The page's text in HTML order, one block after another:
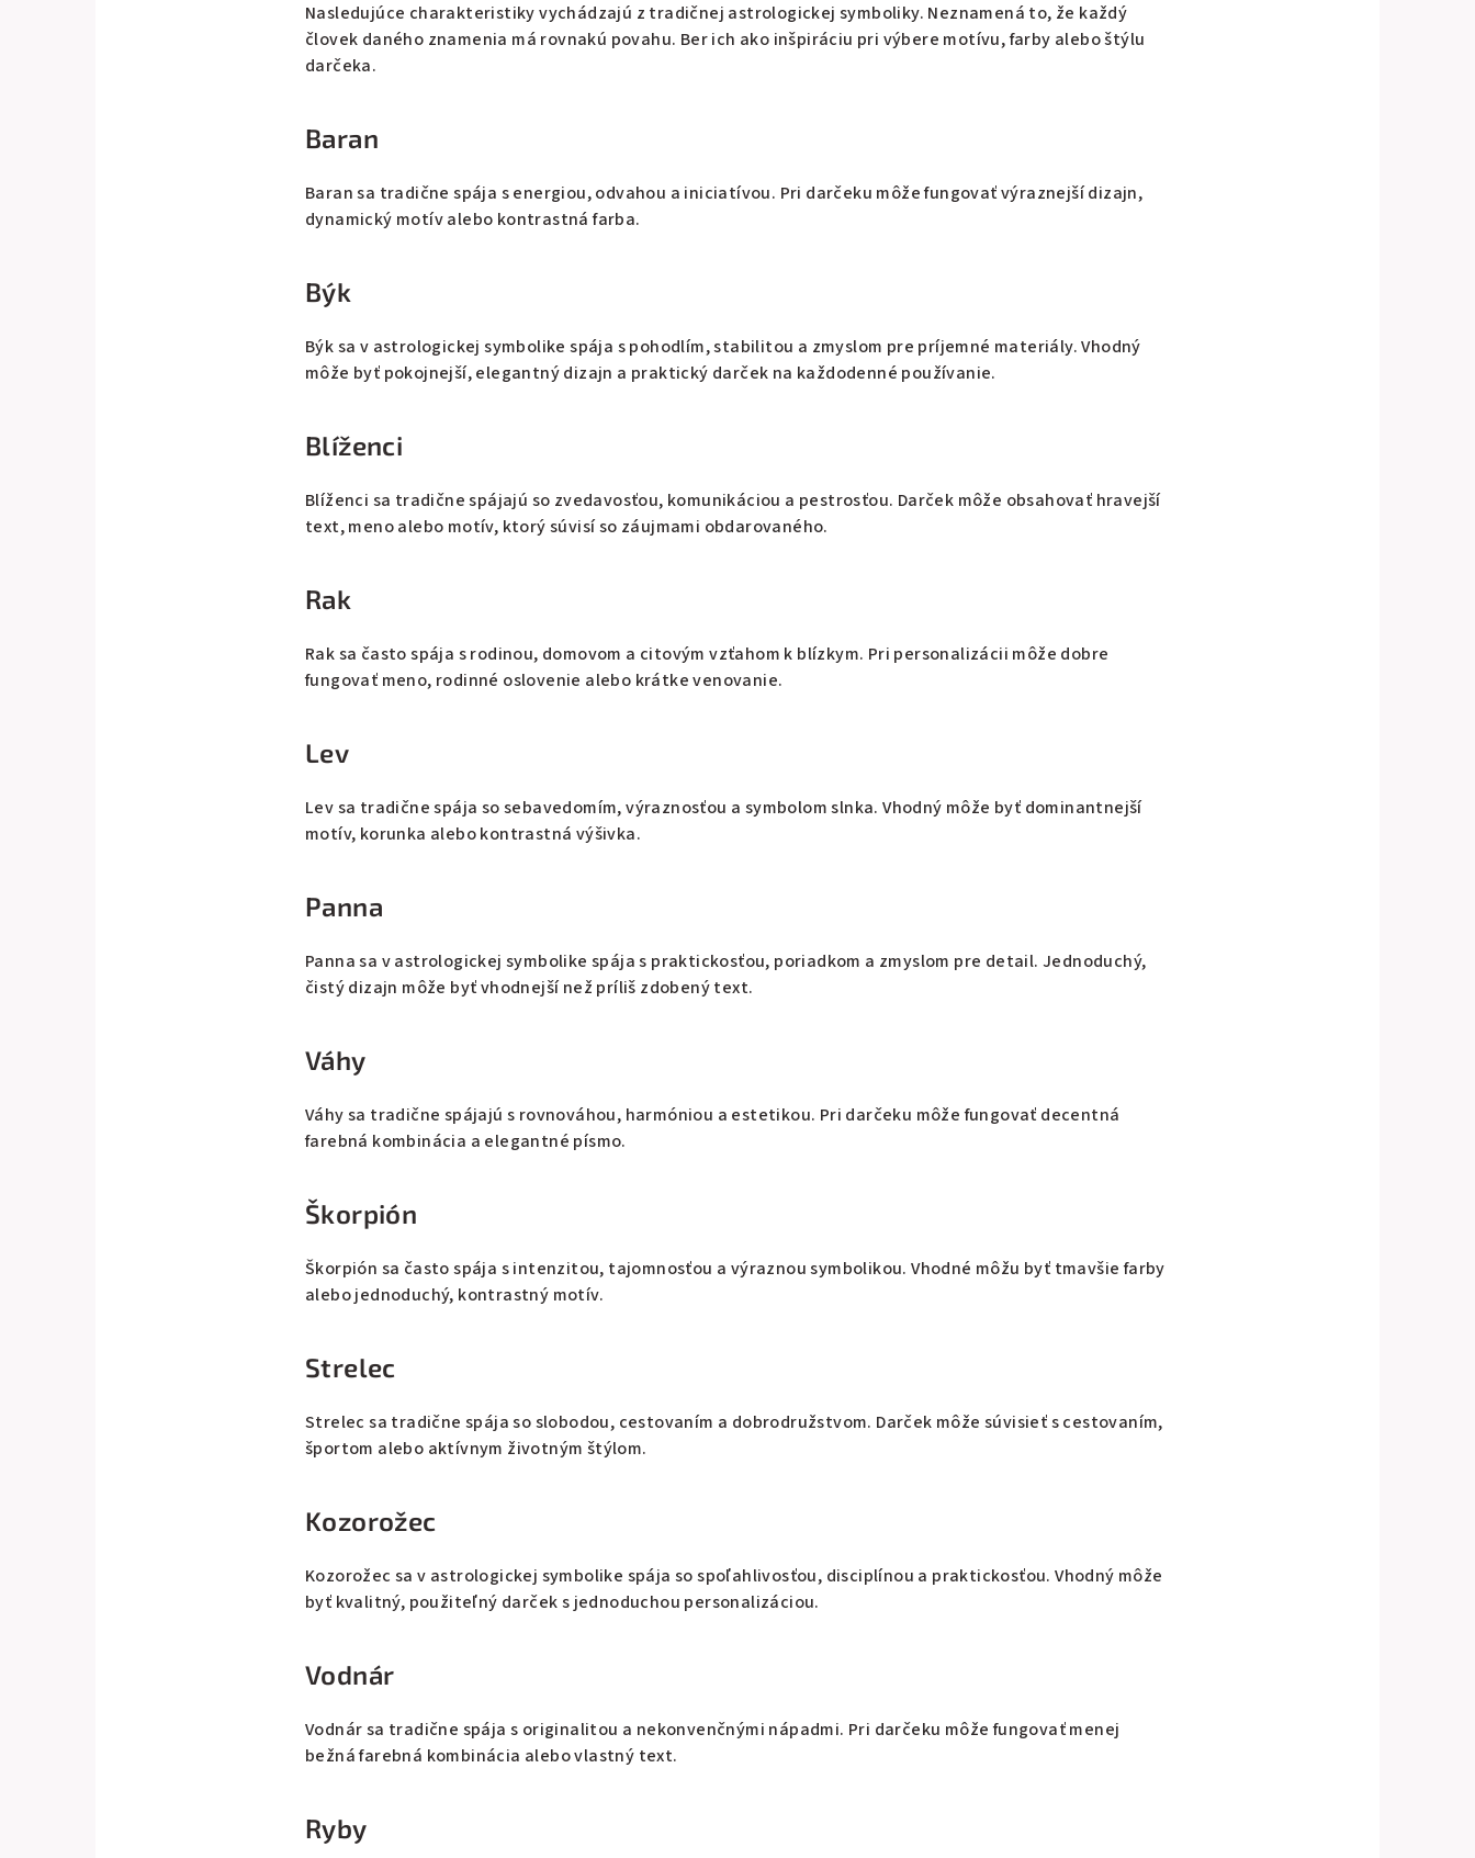
Nasledujúce charakteristiky vychádzajú z tradičnej astrologickej symboliky. Neznamená to, že každý
človek daného znamenia má rovnakú povahu. Ber ich ako inšpiráciu pri výbere motívu, farby alebo štýlu
darčeka.
Baran
Baran sa tradične spája s energiou, odvahou a iniciatívou. Pri darčeku môže fungovať výraznejší dizajn,
dynamický motív alebo kontrastná farba.
Býk
Býk sa v astrologickej symbolike spája s pohodlím, stabilitou a zmyslom pre príjemné materiály. Vhodný
môže byť pokojnejší, elegantný dizajn a praktický darček na každodenné používanie.
Blíženci
Blíženci sa tradične spájajú so zvedavosťou, komunikáciou a pestrosťou. Darček môže obsahovať hravejší
text, meno alebo motív, ktorý súvisí so záujmami obdarovaného.
Rak
Rak sa často spája s rodinou, domovom a citovým vzťahom k blízkym. Pri personalizácii môže dobre
fungovať meno, rodinné oslovenie alebo krátke venovanie.
Lev
Lev sa tradične spája so sebavedomím, výraznosťou a symbolom slnka. Vhodný môže byť dominantnejší
motív, korunka alebo kontrastná výšivka.
Panna
Panna sa v astrologickej symbolike spája s praktickosťou, poriadkom a zmyslom pre detail. Jednoduchý,
čistý dizajn môže byť vhodnejší než príliš zdobený text.
Váhy
Váhy sa tradične spájajú s rovnováhou, harmóniou a estetikou. Pri darčeku môže fungovať decentná
farebná kombinácia a elegantné písmo.
Škorpión
Škorpión sa často spája s intenzitou, tajomnosťou a výraznou symbolikou. Vhodné môžu byť tmavšie farby
alebo jednoduchý, kontrastný motív.
Strelec
Strelec sa tradične spája so slobodou, cestovaním a dobrodružstvom. Darček môže súvisieť s cestovaním,
športom alebo aktívnym životným štýlom.
Kozorožec
Kozorožec sa v astrologickej symbolike spája so spoľahlivosťou, disciplínou a praktickosťou. Vhodný môže
byť kvalitný, použiteľný darček s jednoduchou personalizáciou.
Vodnár
Vodnár sa tradične spája s originalitou a nekonvenčnými nápadmi. Pri darčeku môže fungovať menej
bežná farebná kombinácia alebo vlastný text.
Ryby